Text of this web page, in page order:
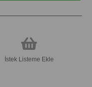
İstek Listeme Ekle